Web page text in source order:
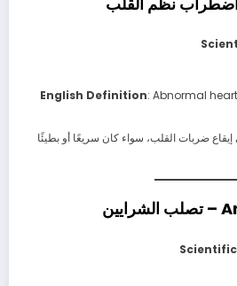
English Definition: Abnormal
ضربات القلب، سواء كان سريعًا أو بطيئًا